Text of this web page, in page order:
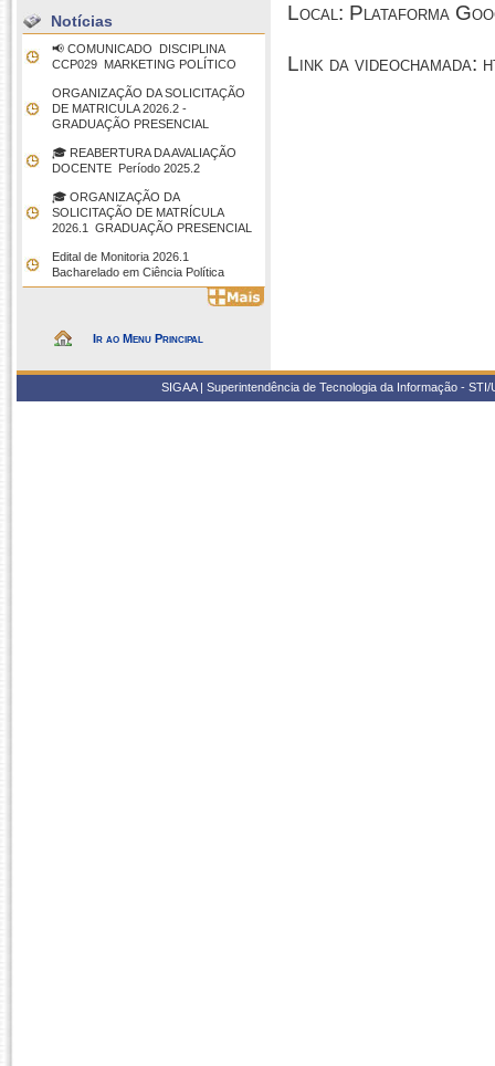
Notícias
📢 COMUNICADO  DISCIPLINA
CCP029  MARKETING POLÍTICO
ORGANIZAÇÃO DA SOLICITAÇÃO
DE MATRICULA 2026.2 -
GRADUAÇÃO PRESENCIAL
🎓 REABERTURA DA AVALIAÇÃO
DOCENTE  Período 2025.2
🎓 ORGANIZAÇÃO DA
SOLICITAÇÃO DE MATRÍCULA
2026.1  GRADUAÇÃO PRESENCIAL
Edital de Monitoria 2026.1 
Bacharelado em Ciência Política
Ir ao Menu Principal
Local: Plataforma
Link da
SIGAA | Superintendência de Tecnologia da Informação -